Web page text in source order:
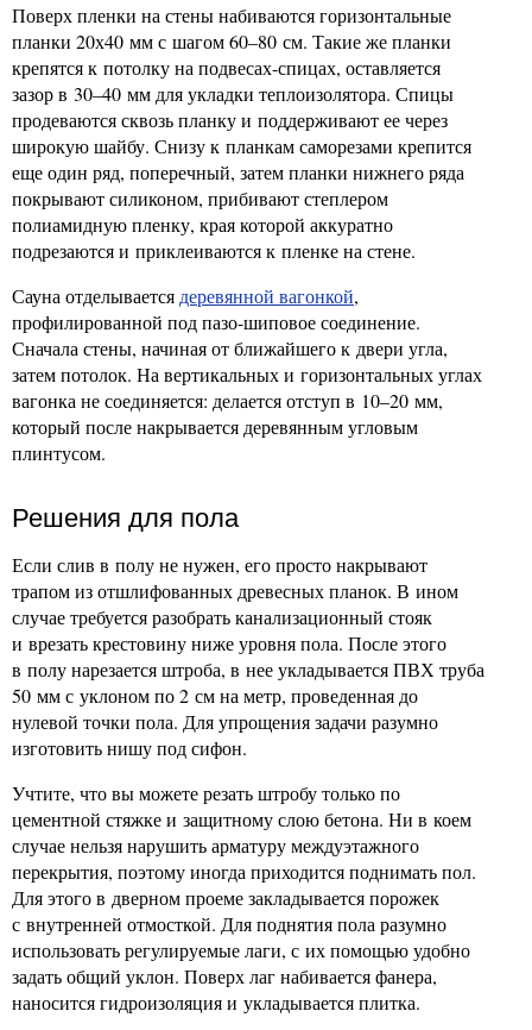
Поверх пленки на стены набиваются горизонтальные
планки 20х40 мм с шагом 60–80 см. Такие же планки
крепятся к потолку на подвесах-спицах, оставляется
зазор в 30–40 мм для укладки теплоизолятора. Спицы
продеваются сквозь планку и поддерживают ее через
широкую шайбу. Снизу к планкам саморезами крепится
еще один ряд, поперечный, затем планки нижнего ряда
покрывают силиконом, прибивают степлером
полиамидную пленку, края которой аккуратно
подрезаются и приклеиваются к пленке на стене.
Сауна отделывается деревянной вагонкой,
профилированной под пазо-шиповое соединение.
Сначала стены, начиная от ближайшего к двери угла,
затем потолок. На вертикальных и горизонтальных углах
вагонка не соединяется: делается отступ в 10–20 мм,
который после накрывается деревянным угловым
плинтусом.
Решения для пола
Если слив в полу не нужен, его просто накрывают
трапом из отшлифованных древесных планок. В ином
случае требуется разобрать канализационный стояк
и врезать крестовину ниже уровня пола. После этого
в полу нарезается штроба, в нее укладывается ПВХ труба
50 мм с уклоном по 2 см на метр, проведенная до
нулевой точки пола. Для упрощения задачи разумно
изготовить нишу под сифон.
Учтите, что вы можете резать штробу только по
цементной стяжке и защитному слою бетона. Ни в коем
случае нельзя нарушить арматуру междуэтажного
перекрытия, поэтому иногда приходится поднимать пол.
Для этого в дверном проеме закладывается порожек
с внутренней отмосткой. Для поднятия пола разумно
использовать регулируемые лаги, с их помощью удобно
задать общий уклон. Поверх лаг набивается фанера,
наносится гидроизоляция и укладывается плитка.